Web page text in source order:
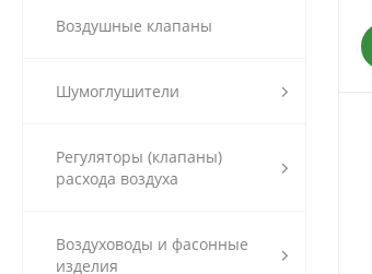
Воздушные клапаны
Шумоглушители
Регуляторы (клапаны)
расхода воздуха
Воздуховоды и фасонные
изделия